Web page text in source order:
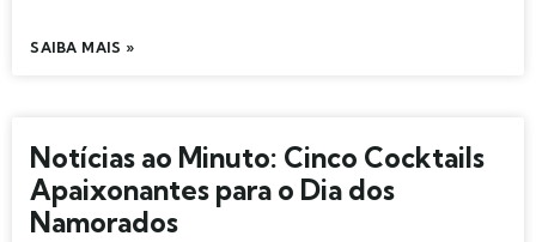
SAIBA MAIS »
Notícias ao Minuto: Cinco Cocktails
Apaixonantes para o Dia dos
Namorados